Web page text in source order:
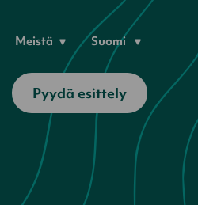
Meistä Suomi
Pyydä esittely